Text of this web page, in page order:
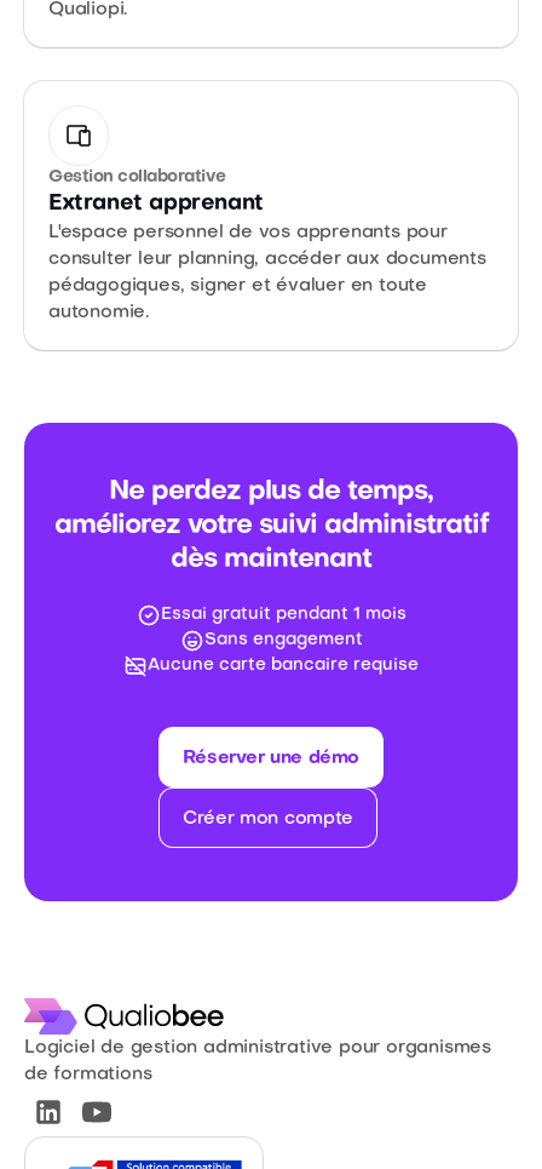
Qualiopi.
Gestion collaborative
Extranet apprenant
L'espace personnel de vos apprenants pour
consulter leur planning, accéder aux documents
pédagogiques, signer et évaluer en toute
autonomie.
Ne perdez plus de temps,
améliorez votre suivi administratif
dès maintenant
Essai gratuit pendant 1 mois
Sans engagement
Aucune carte bancaire requise
Réserver une démo
Créer mon compte
Logiciel de gestion administrative pour organismes
de formations